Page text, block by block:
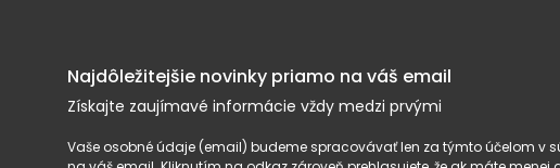
Najdôležitejšie novinky priamo na váš email
Získajte zaujímavé informácie vždy medzi prvými
Vaše osobné údaje (email) budeme spracovávať len za týmto účelom v